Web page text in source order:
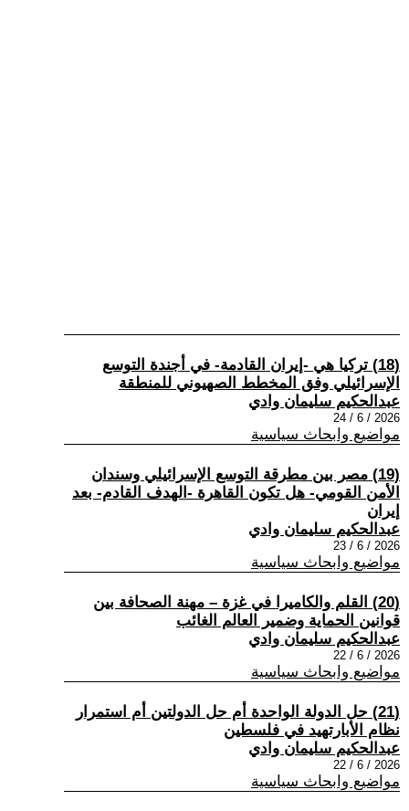
(18) تركيا هي -إيران القادمة- في أجندة التوسع
الإسرائيلي وفق المخطط الصهيوني للمنطقة
عبدالحكيم سليمان وادي
2026 / 6 / 24
مواضيع وابحاث سياسية
(19) مصر بين مطرقة التوسع الإسرائيلي وسندان
الأمن القومي- هل تكون القاهرة -الهدف القادم- بعد
إيران
عبدالحكيم سليمان وادي
2026 / 6 / 23
مواضيع وابحاث سياسية
(20) القلم والكاميرا في غزة – مهنة الصحافة بين
قوانين الحماية وضمير العالم الغائب
عبدالحكيم سليمان وادي
2026 / 6 / 22
مواضيع وابحاث سياسية
(21) حل الدولة الواحدة أم حل الدولتين أم استمرار
نظام الأبارتهيد في فلسطين
عبدالحكيم سليمان وادي
2026 / 6 / 22
مواضيع وابحاث سياسية